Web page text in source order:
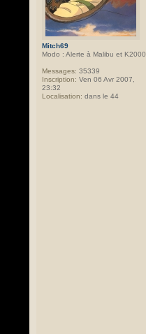
Mitch69
Modo : Alerte à Malibu et K2000
Messages: 35339
Inscription: Ven 06 Avr 2007,
23:32
Localisation: dans le 44